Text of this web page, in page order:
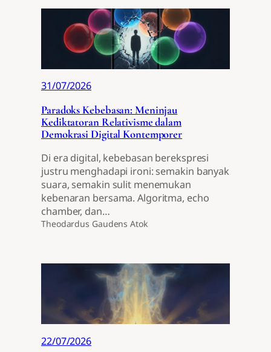
31/07/2026
Paradoks Kebebasan: Meninjau
Kediktatoran Relativisme dalam
Demokrasi Digital Kontemporer
Di era digital, kebebasan berekspresi
justru menghadapi ironi: semakin banyak
suara, semakin sulit menemukan
kebenaran bersama. Algoritma, echo
chamber, dan…
Theodardus Gaudens Atok
22/07/2026